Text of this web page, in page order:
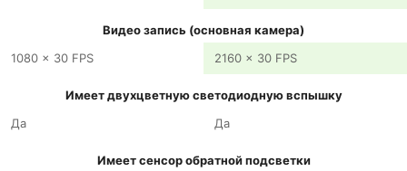
Видео запись (основная камера)
1080 x 30 FPS
2160 x 30 FPS
Имеет двухцветную светодиодную вспышку
Да
Да
Имеет сенсор обратной подсветки